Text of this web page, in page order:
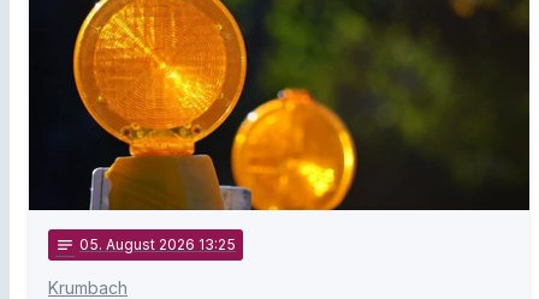
notes 05. August 2026 13:25
Krumbach